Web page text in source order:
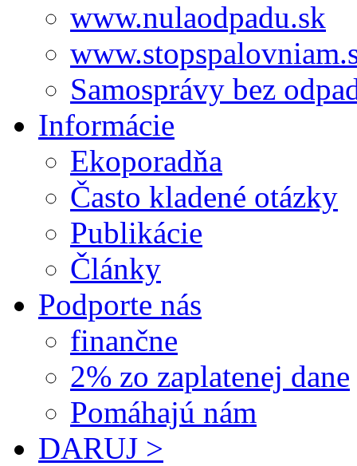
www.nulaodpadu.sk
Samosprávy bez
Informácie
Ekoporadňa
Často kladené otázky
Publikácie
Články
Podporte nás
finančne
2% zo zaplatenej dane
Pomáhajú nám
DARUJ >